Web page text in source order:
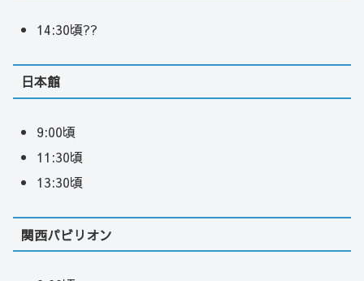
14:30頃??
日本館
9:00頃
11:30頃
13:30頃
関西パビリオン